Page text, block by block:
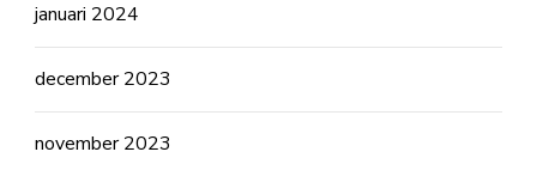
januari 2024
december 2023
november 2023